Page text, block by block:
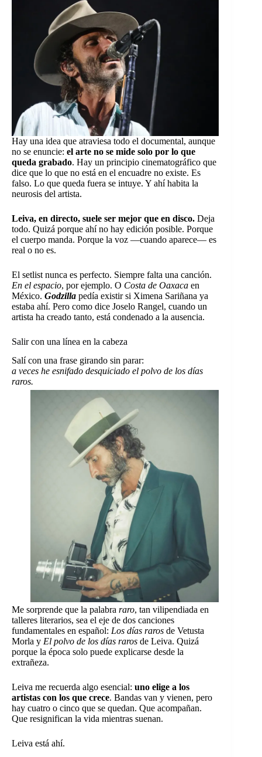
Hay una idea que atraviesa todo el documental, aunque
no se enuncie: el arte no se mide solo por lo que
queda grabado. Hay un principio cinematográfico que
dice que lo que no está en el encuadre no existe. Es
falso. Lo que queda fuera se intuye. Y ahí habita la
neurosis del artista.
Leiva, en directo, suele ser mejor que en disco. Deja
todo. Quizá porque ahí no hay edición posible. Porque
el cuerpo manda. Porque la voz —cuando aparece— es
real o no es.
El setlist nunca es perfecto. Siempre falta una canción.
En el espacio, por ejemplo. O Costa de Oaxaca en
México. Godzilla pedía existir si Ximena Sariñana ya
estaba ahí. Pero como dice Joselo Rangel, cuando un
artista ha creado tanto, está condenado a la ausencia.
Salir con una línea en la cabeza
Salí con una frase girando sin parar:
a veces he esnifado desquiciado el polvo de los días
raros.
Me sorprende que la palabra raro, tan vilipendiada en
talleres literarios, sea el eje de dos canciones
fundamentales en español: Los días raros de Vetusta
Morla y El polvo de los días raros de Leiva. Quizá
porque la época solo puede explicarse desde la
extrañeza.
Leiva me recuerda algo esencial: uno elige a los
artistas con los que crece. Bandas van y vienen, pero
hay cuatro o cinco que se quedan. Que acompañan.
Que resignifican la vida mientras suenan.
Leiva está ahí.